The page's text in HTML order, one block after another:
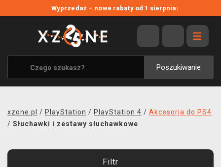
Wyprzedaż – nowe rabaty od 1 sierpnia›
Poszukiwanie
WYPRZEDAŻ
WSZYSTKIE MARKI
XZONE ORIGINALS
UBRANIA I AKCESORIA
SOUNDTRACKI
xzone.pl / PlayStation / PlayStation 4 / Akcesoria do PS4
/ Słuchawki i zestawy słuchawkowe
Filtr